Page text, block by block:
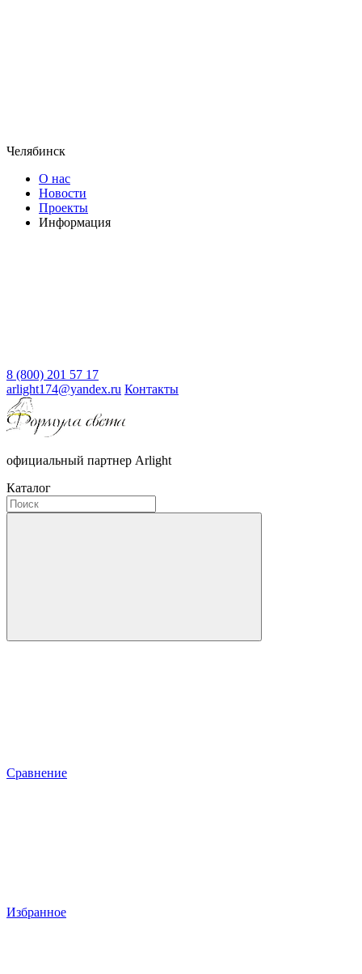
Челябинск
О нас
Новости
Проекты
Информация
8 (800) 201 57 17
arlight174@yandex.ru Контакты
официальный партнер Arlight
Каталог
Сравнение
Избранное